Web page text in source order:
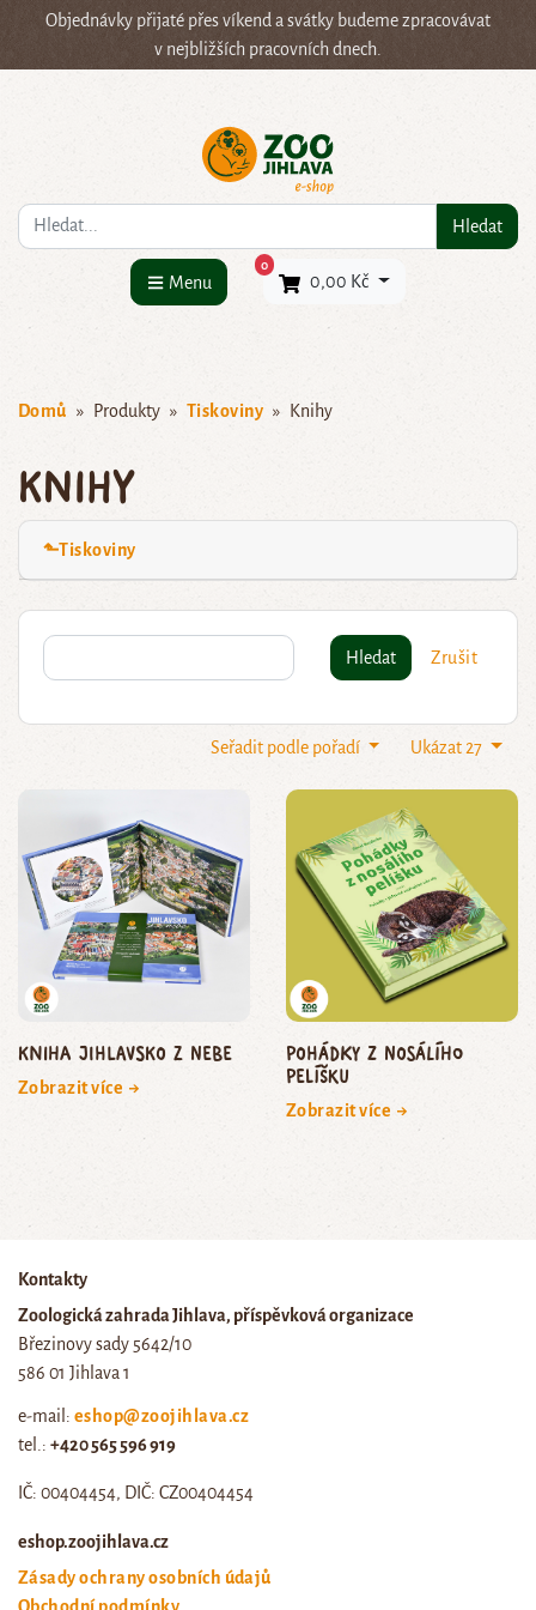
Objednávky přijaté přes víkend a svátky budeme zpracovávat
v nejbližších pracovních dnech.
Co hledáte? Hledat
Menu
0×
0,00 Kč
Domů Produkty Tiskoviny Knihy
Knihy
⬑Tiskoviny
Hledat Zrušit
Ukázat 27
Seřadit podle pořadí
Kniha Jihlavsko z nebe
Zobrazit více →
Pohádky z nosálího
pelíšku
Zobrazit více →
Kontakty
Zoologická zahrada Jihlava, příspěvková organizace
Březinovy sady 5642/10
586 01 Jihlava 1
e-mail: eshop@zoojihlava.cz
tel.: +420 565 596 919
IČ: 00404454, DIČ: CZ00404454
eshop.zoojihlava.cz
Zásady ochrany osobních údajů